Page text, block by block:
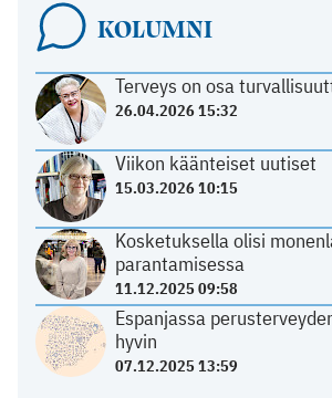
KOLUMNI
Terveys on osa
26.04.2026 15:32
Viikon käänteiset uutiset
15.03.2026 10:15
Kosketuksella olisi
parantamisessa
11.12.2025 09:58
Espanjassa
hyvin
07.12.2025 13:59